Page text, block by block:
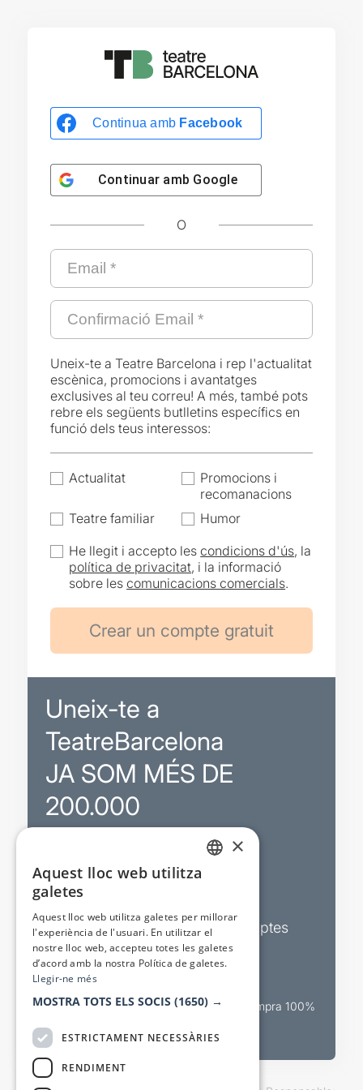
Continua amb Facebook
Continuar amb Google
O
Uneix-te a Teatre Barcelona i rep l'actualitat
escènica, promocions i avantatges
exclusives al teu correu! A més, també pots
rebre els següents butlletins específics en
funció dels teus interessos:
Actualitat
Promocions i
recomanacions
Teatre familiar
Humor
He llegit i accepto lescondicions d'ús, la
política de privacitat, i la informació
sobre lescomunicacions comercials.
Uneix-te a
TeatreBarcelona
JA SOM MÉS DE
200.000
Sortejos exclusius
Butlletins d’actualitat i descomptes
Valora espectacles
Canal oficial de venda teatral Compra 100%
×
Aquest lloc web utilitza
galetes
Aquest lloc web utilitza galetes per millorar
l'experiència de l'usuari. En utilitzar el
nostre lloc web, accepteu totes les galetes
d’acord amb la nostra Política de galetes.
Llegir-ne més
MOSTRA TOTS ELS SOCIS (1650) →
ESTRICTAMENT NECESSÀRIES
RENDIMENT